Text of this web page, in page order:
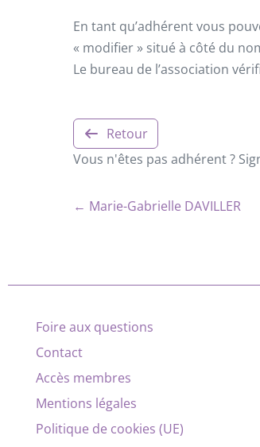
En tant qu’adhérent vous
« modifier » situé à côté du
Le bureau de l’association
Retour
Vous n'êtes pas adhérent ?
← Marie-Gabrielle DAVILLER
Foire aux questions
Contact
Accès membres
Mentions légales
Politique de cookies (UE)